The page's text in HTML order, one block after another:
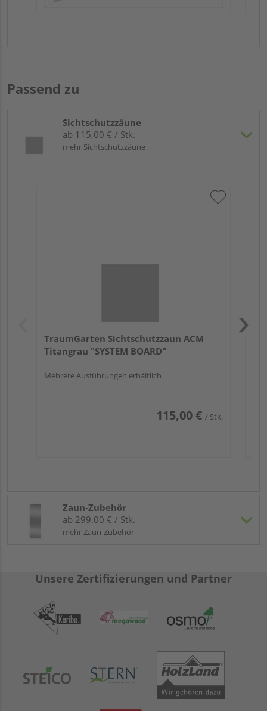
Passend zu
Sichtschutzzäune
ab 115,00 € / Stk.
mehr Sichtschutzzäune
TraumGarten Sichtschutzzaun ACM
Titangrau "SYSTEM BOARD"
Mehrere Ausführungen erhältlich
115,00 € / Stk.
Zaun-Zubehör
ab 299,00 € / Stk.
mehr Zaun-Zubehör
Unsere Zertifizierungen und Partner